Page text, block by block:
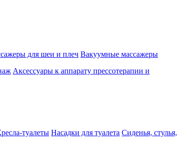
для шеи и плеч Вакуумные массажеры
Аксессуары к аппарату прессотерапии и
туалеты Насадки для туалета Сиденья, стулья,